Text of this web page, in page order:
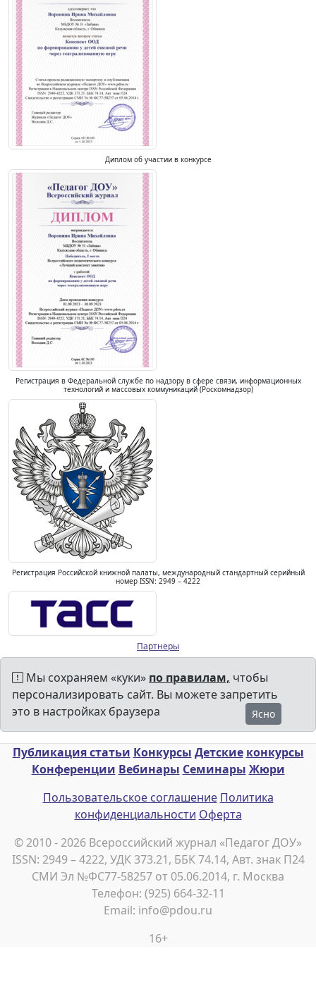
Диплом об участии в конкурсе
Регистрация в Федеральной службе по надзору в сфере связи, информационных
технологий и массовых коммуникаций (Роскомнадзор)
Регистрация Российской книжной палаты, международный стандартный серийный
номер ISSN: 2949 – 4222
Партнеры
Мы сохраняем «куки» по правилам, чтобы
персонализировать сайт. Вы можете запретить
это в настройках браузера
Ясно
Публикация статьи Конкурсы Детские конкурсы
Конференции Вебинары Семинары Жюри
Пользовательское соглашение Политика
конфиденциальности Оферта
© 2010 - 2026 Всероссийский журнал «Педагог ДОУ»
ISSN: 2949 – 4222, УДК 373.21, ББК 74.14, Авт. знак П24
СМИ Эл №ФС77-58257 от 05.06.2014, г. Москва
Телефон: (925) 664-32-11
Email: info@pdou.ru
16+